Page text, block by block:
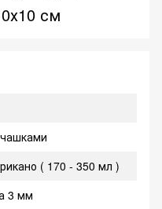
см
( 170 - 350 мл )
3 мм